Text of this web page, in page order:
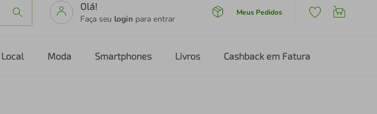
Olá!
Faça seu login para entrar
Meus Pedidos
Moda Smartphones Livros Cashback em Fatura